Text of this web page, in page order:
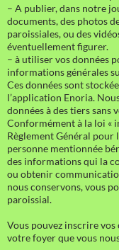
– A publier, dans notre
documents, des photos
paroissiales, ou des
éventuellement figurer.
– à utiliser vos données
informations générales
Ces données sont
l’application Enoria.
données à des tiers sans
Conformément à la loi «
Règlement Général pour
personne mentionnée
des informations qui la
ou obtenir
nous conservons, vous
paroissial.
Vous pouvez inscrire
votre foyer que vous